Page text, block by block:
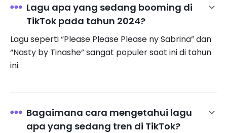
Lagu apa yang sedang booming di
TikTok pada tahun 2024?
Lagu seperti “Please Please Please ny Sabrina” dan
“Nasty by Tinashe” sangat populer saat ini di tahun
ini.
Bagaimana cara mengetahui lagu
apa yang sedang tren di TikTok?